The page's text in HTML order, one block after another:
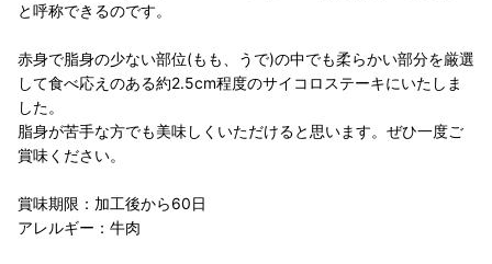
と呼称できるのです。
赤身で脂身の少ない部位(もも、うで)の中でも柔らかい部分を厳選
して食べ応えのある約2.5cm程度のサイコロステーキにいたしま
した。
脂身が苦手な方でも美味しくいただけると思います。ぜひ一度ご
賞味ください。
賞味期限：加工後から60日
アレルギー：牛肉